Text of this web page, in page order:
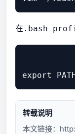
在
转载说明
本文链接：